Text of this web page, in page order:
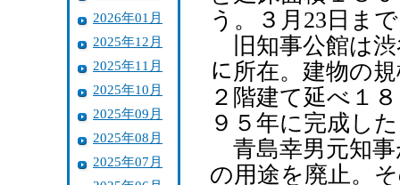
2026年01月
2025年12月
2025年11月
2025年10月
2025年09月
2025年08月
2025年07月
う。３月23日ま
旧知事公館は渋
に所在。建物の
２階建て延べ１
９５年に完成し
青島幸男元知事
の用途を廃止。